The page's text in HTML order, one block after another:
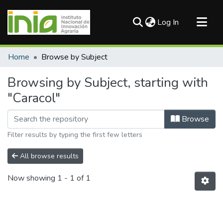
Log In (current)
Communities & Collections
Home Browse by Subject
Browsing by Subject, starting with
"Caracol"
Browse
Filter results by typing the first few letters
All browse results
Now showing 1 - 1 of 1